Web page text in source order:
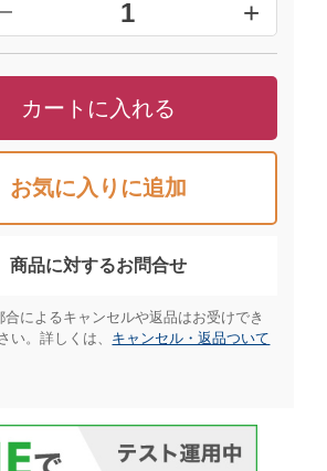
1 +
カートに入れる
お気に入りに追加
商品に対するお問合せ​
によるキャンセルや返品はお受けでき
い。詳しくは、 キャンセル・返品ついて